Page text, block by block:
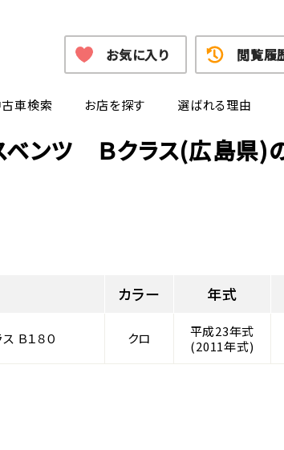
車検索 お店を探す 選ばれる理由
お気に入り 閲覧履
ベンツ Ｂクラス(広島県)
カラー 年式
Ｂ１８０ クロ
平成23年式
(2011年式)